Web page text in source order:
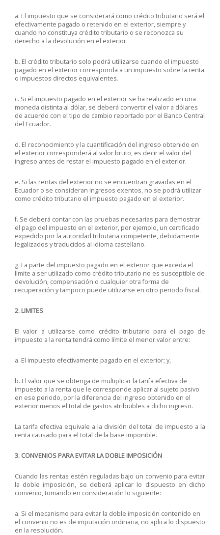
a. El impuesto que se considerará como crédito tributario será el
efectivamente pagado o retenido en el exterior, siempre y
cuando no constituya crédito tributario o se reconozca su
derecho a la devolución en el exterior.
b. El crédito tributario solo podrá utilizarse cuando el impuesto
pagado en el exterior corresponda a un impuesto sobre la renta
o impuestos directos equivalentes.
c. Si el impuesto pagado en el exterior se ha realizado en una
moneda distinta al dólar, se deberá convertir el valor a dólares
de acuerdo con el tipo de cambio reportado por el Banco Central
del Ecuador.
d. El reconocimiento y la cuantificación del ingreso obtenido en
el exterior corresponderá al valor bruto, es decir el valor del
ingreso antes de restar el impuesto pagado en el exterior.
e. Si las rentas del exterior no se encuentran gravadas en el
Ecuador o se consideran ingresos exentos, no se podrá utilizar
como crédito tributario el impuesto pagado en el exterior.
f. Se deberá contar con las pruebas necesarias para demostrar
el pago del impuesto en el exterior, por ejemplo, un certificado
expedido por la autoridad tributaria competente, debidamente
legalizados y traducidos al idioma castellano.
g. La parte del impuesto pagado en el exterior que exceda el
límite a ser utilizado como crédito tributario no es susceptible de
devolución, compensación o cualquier otra forma de
recuperación y tampoco puede utilizarse en otro periodo fiscal.
2. LIMITES
El valor a utilizarse como crédito tributario para el pago de
impuesto a la renta tendrá como límite el menor valor entre:
a. El impuesto efectivamente pagado en el exterior; y,
b. El valor que se obtenga de multiplicar la tarifa efectiva de
impuesto a la renta que le corresponde aplicar al sujeto pasivo
en ese periodo, por la diferencia del ingreso obtenido en el
exterior menos el total de gastos atribuibles a dicho ingreso.
La tarifa efectiva equivale a la división del total de impuesto a la
renta causado para el total de la base imponible.
3. CONVENIOS PARA EVITAR LA DOBLE IMPOSICIÓN
Cuando las rentas estén reguladas bajo un convenio para evitar
la doble imposición, se deberá aplicar lo dispuesto en dicho
convenio, tomando en consideración lo siguiente:
a. Si el mecanismo para evitar la doble imposición contenido en
el convenio no es de imputación ordinaria, no aplica lo dispuesto
en la resolución.